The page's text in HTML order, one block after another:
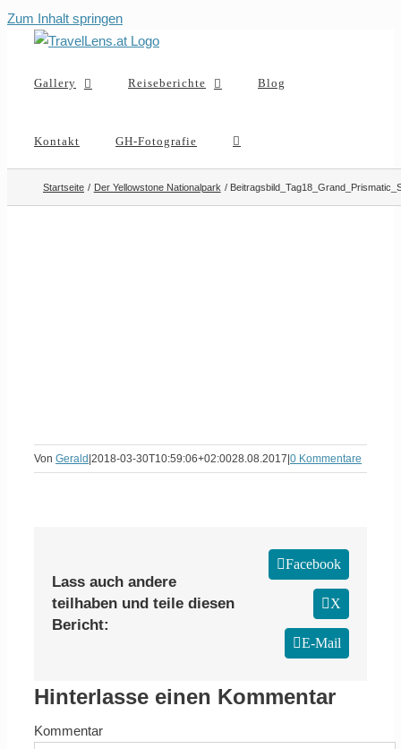
Zum Inhalt springen
Gallery Reiseberichte Blog
Kontakt GH-Fotografie
Startseite Der Yellowstone Nationalpark
Von Gerald 2018-03-30T10:59:06+02:0028.08.2017 0 Kommentare
Lass auch andere
teilhaben und teile diesen
Bericht:
Facebook
X
E-Mail
Hinterlasse einen Kommentar
Kommentar